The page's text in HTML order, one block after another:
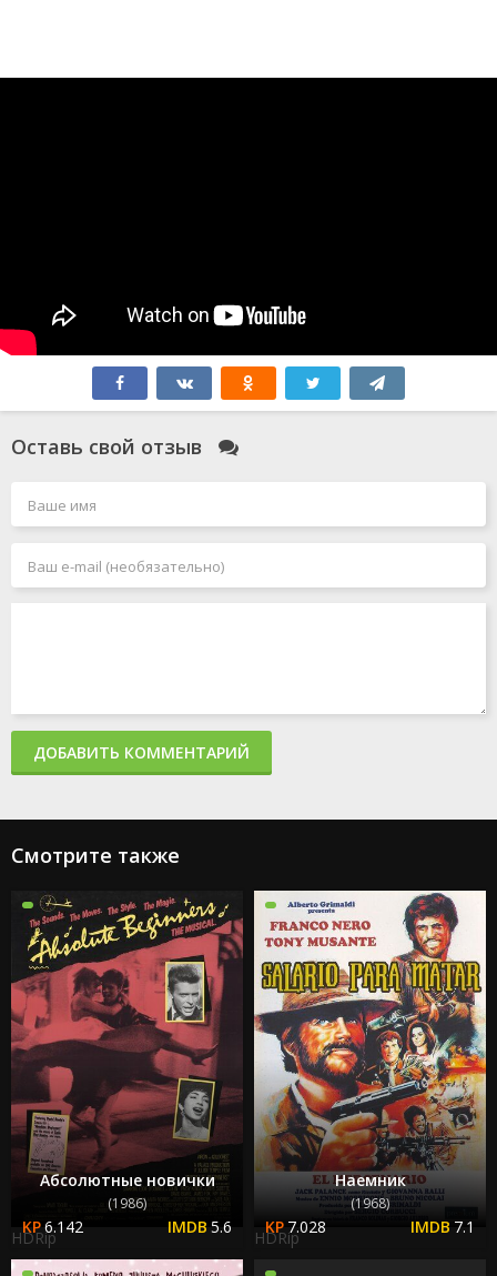
Оставь свой отзыв
ДОБАВИТЬ КОММЕНТАРИЙ
Смотрите также
Абсолютные новички
(1986)
6.142 5.6
HDRip
Наемник
(1968)
7.028 7.1
HDRip